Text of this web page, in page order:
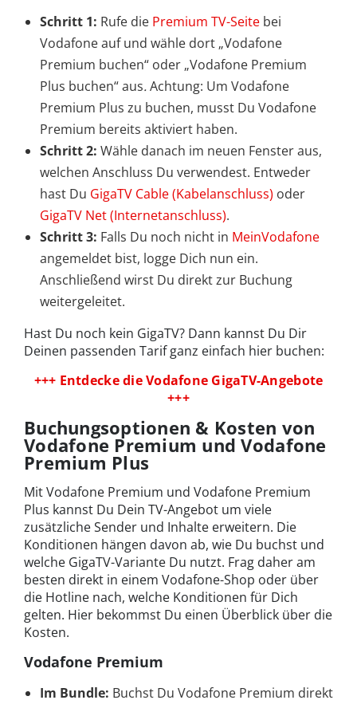
Schritt 1: Rufe die Premium TV-Seite bei
Vodafone auf und wähle dort „Vodafone
Premium buchen“ oder „Vodafone Premium
Plus buchen“ aus.Achtung: Um Vodafone
Premium Plus zu buchen, musst Du Vodafone
Premium bereits aktiviert haben.
Schritt 2: Wähle danach im neuen Fenster aus,
welchen Anschluss Du verwendest. Entweder
hast Du GigaTV Cable (Kabelanschluss) oder
GigaTV Net (Internetanschluss).
Schritt 3: Falls Du noch nicht in MeinVodafone
angemeldet bist, logge Dich nun ein.
Anschließend wirst Du direkt zur Buchung
weitergeleitet.
Hast Du noch kein GigaTV? Dann kannst Du Dir
Deinen passenden Tarif ganz einfach hier buchen:
+++ Entdecke die Vodafone GigaTV-Angebote
+++
Buchungsoptionen & Kosten von
Vodafone Premium und Vodafone
Premium Plus
Mit Vodafone Premium und Vodafone Premium
Plus kannst Du Dein TV-Angebot um viele
zusätzliche Sender und Inhalte erweitern. Die
Konditionen hängen davon ab, wie Du buchst und
welche GigaTV-Variante Du nutzt. Frag daher am
besten direkt in einem Vodafone-Shop oder über
die Hotline nach, welche Konditionen für Dich
gelten. Hier bekommst Du einen Überblick über die
Kosten.
Vodafone Premium
Im Bundle: Buchst Du Vodafone Premium direkt